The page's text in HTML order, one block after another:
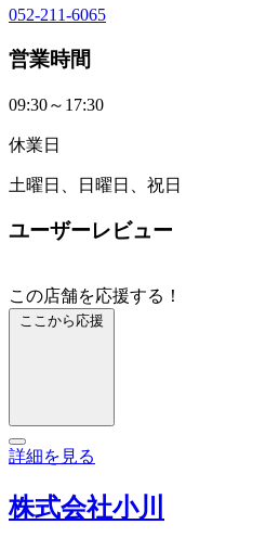
052-211-6065
営業時間
09:30～17:30
休業日
土曜日、日曜日、祝日
ユーザーレビュー
この店舗を応援する！
ここから応援
詳細を見る
株式会社小川